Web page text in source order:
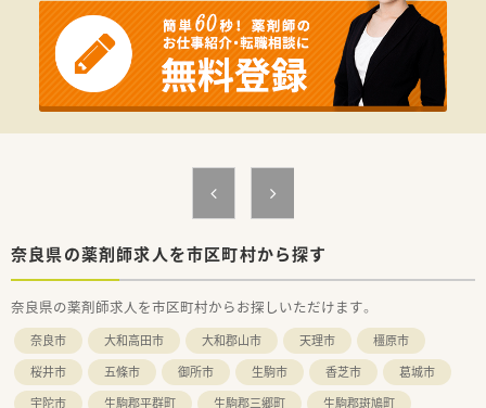
■在宅や教育等の専門性を活かせるスペシャリストを目指すこ
とも可能です。
■その他にも、管理部門や商品部門等の本社スタッフなど活動領
域は多種多様です。
■在宅実施店舗は年々増加しており、在宅医療へもしっかりと関
わる事ができます。
■育児休暇は3歳まで取得が可能で、時短制度は小学5年生まで
■年間休日が120日とワークライフバランスが整っています
■日用品から常備薬まで、従業員割引制度など嬉しいメリットも
奈良県の薬剤師求人を市区町村から探す
奈良県の薬剤師求人を市区町村からお探しいただけます。
奈良市 大和高田市 大和郡山市 天理市
橿原市
桜井市
五條市 御所市 生駒市 香芝市
葛城市
宇陀市
生駒郡平群町 生駒郡三郷町
生駒郡斑鳩町